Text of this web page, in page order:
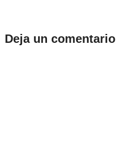
Deja un comentario